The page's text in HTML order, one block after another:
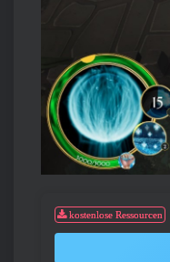
kostenlose Ressourcen